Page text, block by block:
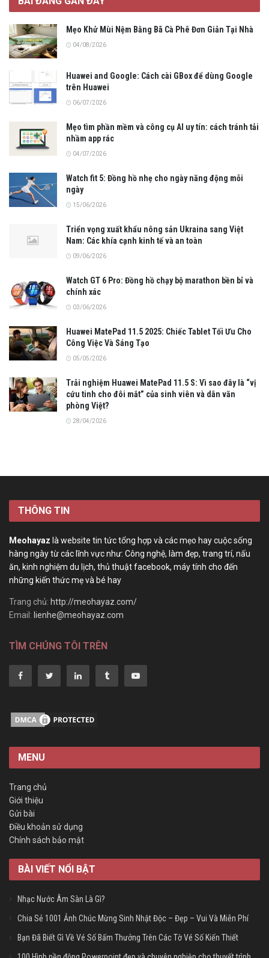
Mẹo Khử Mùi Nệm Bằng Bã Cà Phê Đơn Giản Tại Nhà
04/08/2026
Huawei and Google: Cách cài GBox để dùng Google
trên Huawei
06/07/2026
Mẹo tìm phần mềm và công cụ AI uy tín: cách tránh tải
nhầm app rác
04/07/2026
Watch fit 5: Đồng hồ nhẹ cho ngày năng động mỗi
ngày
15/06/2026
Triển vọng xuất khẩu nông sản Ukraina sang Việt
Nam: Các khía cạnh kinh tế và an toàn
09/06/2026
Watch GT 6 Pro: Đồng hồ chạy bộ marathon bền bỉ và
chính xác
03/06/2026
Huawei MatePad 11.5 2025: Chiếc Tablet Tối Ưu Cho
Công Việc Và Sáng Tạo
05/05/2026
Trải nghiệm Huawei MatePad 11.5 S: Vì sao đây là “vị
cứu tinh cho đôi mắt” của sinh viên và dân văn
phòng Việt?
28/04/2026
THÔNG TIN
Meohayaz là website tin tức tổng hợp và các mẹo hay cuộc sống
hàng ngày từ các lĩnh vực như: Công nghệ, làm đẹp, trang trí, nấu
ăn, kinh nghiệm du lịch, thủ thuật facebook, máy tính cho đến
những kiến thức mẹ và bé hay
Trang chủ: http://meohayaz.com/
Email: lienhe@meohayaz.com
TÌM CHÚNG TÔI TRÊN
MENU
Trang chủ
Giới thiệu
Gửi bài
Điều khoản sử dụng
Chính sách bảo mật
BÀI VIẾT NỔI BẬT
Nhạc Nước Âm Sàn Là Gì?
Chia Sẻ 1001 Ảnh Chúc Mừng Sinh Nhật Độc – Đẹp – Vui Và Miễn Phí
Bạn Đã Biết Gì Về Vé Số Bấm Thưởng Trên Các Tờ Vé Số Kiến Thiết